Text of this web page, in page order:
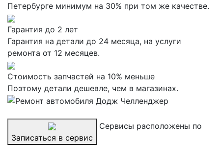
Петербурге минимум на 30% при том же качестве.
Гарантия до 2 лет
Гарантия на детали до 24 месяца, на услуги
ремонта от 12 месяцев.
Стоимость запчастей на 10% меньше
Поэтому детали дешевле, чем в магазинах.
Записаться в сервис
Сервисы расположены по